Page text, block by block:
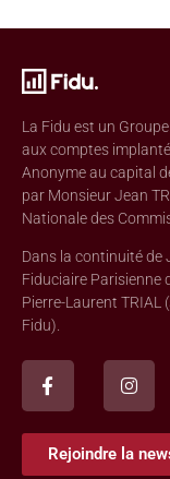
La Fidu est un
aux comptes
Anonyme au capital
par Monsieur Jean
Nationale des
Dans la continuité de
Fiduciaire Parisienne
Pierre-Laurent TRIAL
Fidu).
Rejoindre la